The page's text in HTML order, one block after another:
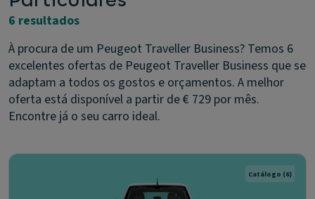
6 resultados
À procura de um Peugeot Traveller Business? Temos 6
excelentes ofertas de Peugeot Traveller Business que se
adaptam a todos os gostos e orçamentos. A melhor
oferta está disponível a partir de € 729 por mês.
Encontre já o seu carro ideal.
Catálogo (6)